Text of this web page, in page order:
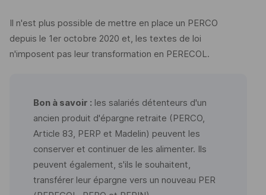
Il n'est plus possible de mettre en place un PERCO
depuis le 1er octobre 2020 et, les textes de loi
n'imposent pas leur transformation en PERECOL.
Bon à savoir : les salariés détenteurs d'un
ancien produit d'épargne retraite (PERCO,
Article 83, PERP et Madelin) peuvent les
conserver et continuer de les alimenter. Ils
peuvent également, s'ils le souhaitent,
transférer leur épargne vers un nouveau PER